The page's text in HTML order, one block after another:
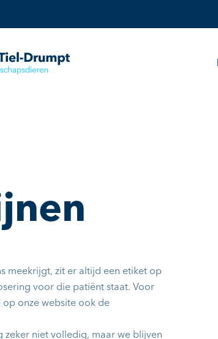
meekrijgt, zit er altijd een etiket op
voor die patiënt staat. Voor
onze website ook de
zeker niet volledig, maar we blijven